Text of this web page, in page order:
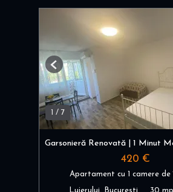
/ 7
Previous
Garsonieră Renovată | 1 Minut
420 €
Apartament cu 1 camere de